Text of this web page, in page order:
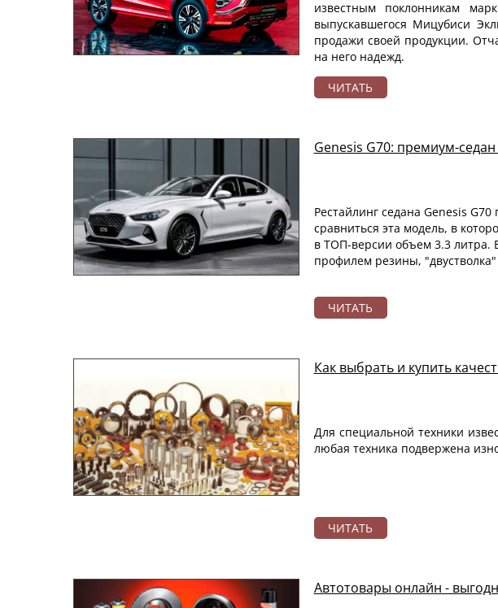
известным поклонникам
выпускавшегося Мицубиси
продажи своей продукции.
на него надежд.
ЧИТАТЬ
Genesis G70: премиум-
Рестайлинг седана Genesis
сравниться эта модель, в
в ТОП-версии объем 3.3 литра.
профилем резины,
ЧИТАТЬ
Как выбрать и купить
Для специальной техники
любая техника подвержена
ЧИТАТЬ
Автотовары онлайн -